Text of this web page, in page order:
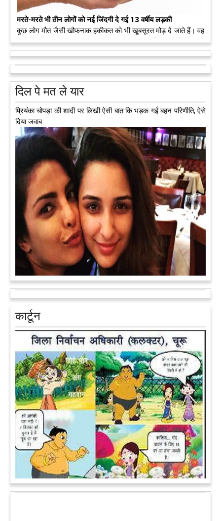
मरते-मरते भी तीन लोगों को नई जिंदगी दे गई 13 वर्षीय लड़की
कुछ लोग मौत जैसी खौफनाक हकीकत को भी खूबसूरत मोड़ दे जाते हैं। वह
मरने के बाद भी इस धरती पर अपने आप को जीवित छोड़ ज़ाते हैं। दुनिया
को अलविदा कह चुकी 13 वर्षीय लड़की के अंगदान से 3 जरूरतमंद लोगों
को नई जिंदगी मिल गई।आगे पढ़ें
अब एक आइडिया बदलेगा हिमाचल के युवाओं की किस्मत, जानिए कैसे
हमीरपुर में अब एक आइडिया युवाओं की किस्मत बदलने जा रहा है। भारत
सरकार के स्टार्टअप मिशन के तहत सबंधित टीम मोबाइल वैन के जरिए पूरे
देश के कोने-कोने में घूमकर नए स्टार्ट अप स्थापित करने की चाह रखने
वाले युवाओं से संपर्क कर रही है।आगे पढ़ें
आरक्षण के विरोध में राजा भैया बोले, प्रमोशन का आधार गुणवत्ता और
वरिष्ठता हो, जाति नहीं
प्रतापगढ़ के कुंडा से बाहुबली विधायक रघुराज प्रताप सिंह उर्फ राजा भैया ने
शुक्रवार को लखनऊ में प्रेस कांफ्रेंस कर नई राजनीतिक पार्टी बनाने की
आधिकारिक घोषणा करते हुए पार्टी के मुद्दों के बारे में बताया.आगे पढ़ें
पेट पकड़ कर हंसने पर मजबूर हो जायेंगे आप जानवरों की ये अदाएं देखकर
कल्पना कीजिये उस दृश्य की, जिसमें कोई गिलहरी किसी मेंढक के साथ
लिप-लॉक कर रही हो। गिलहरी झूला झूल रही हो।आगे पढ़ें
दिल पे मत ले यार
प्रियंका चोपड़ा की शादी पर लिखी ऐसी बात कि भड़क गईं बहन परिणीति, ऐसे
दिया जवाब
कार्टून